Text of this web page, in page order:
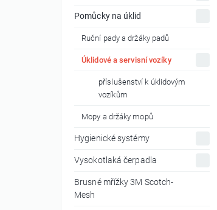
Pomůcky na úklid
Ruční pady a držáky padů
Úklidové a servisní vozíky
příslušenství k úklidovým
vozíkům
Mopy a držáky mopů
Hygienické systémy
Vysokotlaká čerpadla
Brusné mřížky 3M Scotch-
Mesh